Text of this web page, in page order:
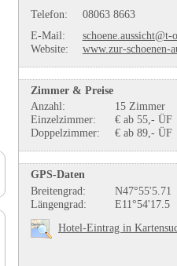
Telefon:
08063 8663
E-Mail:
schoene.aussicht@t-
Website:
www.zur-schoenen-
Zimmer & Preise
Anzahl:
15 Zimmer
Einzelzimmer:
€ ab 55,- ÜF
Doppelzimmer:
€ ab 89,- ÜF
GPS-Daten
Breitengrad:
N47°55'5.71
Längengrad:
E11°54'17.5
Hotel-Eintrag in
Schloßbergbahn